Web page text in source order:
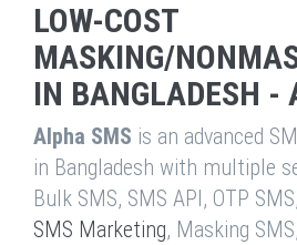
LOW-COST
MASKING/
IN BANGLADESH -
Alpha SMS is an advanced
in Bangladesh with multiple
Bulk SMS, SMS API, OTP
SMS Marketing, Masking